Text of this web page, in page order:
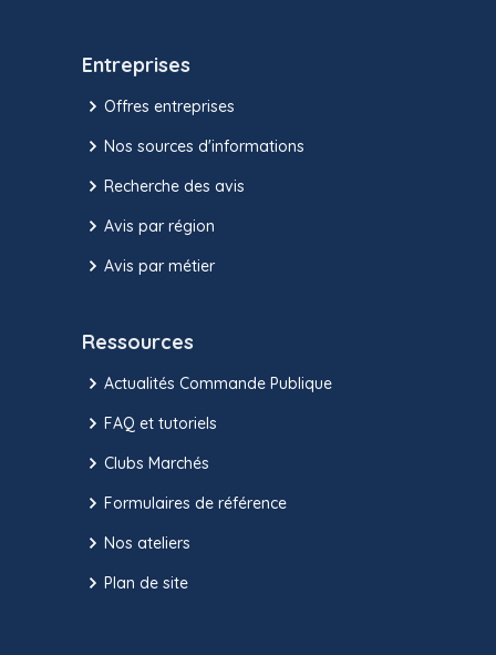
Entreprises
Offres entreprises
Nos sources d'informations
Recherche des avis
Avis par région
Avis par métier
Ressources
Actualités Commande Publique
FAQ et tutoriels
Clubs Marchés
Formulaires de référence
Nos ateliers
Plan de site